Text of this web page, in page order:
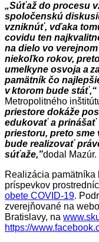
„Súťaž do procesu
spoločenskú
vzniknúť, vďaka
covidu ten
na dielo vo
niekoľko rokov,
umelkyne osvoja a
pamätník čo
v ktorom bude stáť,“
Metropolitného
priestore dokáže
edukovať a prinášať
priestoru, preto sme
bude realizovať
súťaže,”dodal Mazúr.
Realizácia pamätníka
príspevkov
obete COVID-19.
zverejňované na
Bratislavy, na
https://